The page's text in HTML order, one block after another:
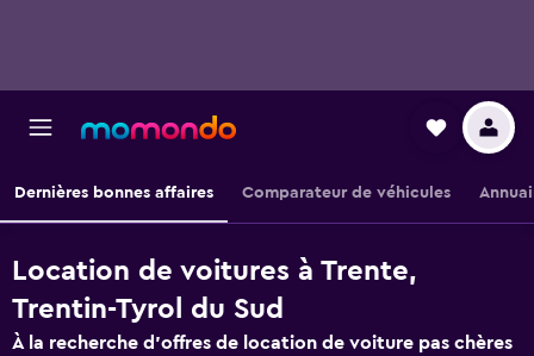
Dernières bonnes affaires Comparateur de véhicules
Location de voitures à Trente,
Trentin-Tyrol du Sud
À la recherche d'offres de location de voiture pas chères